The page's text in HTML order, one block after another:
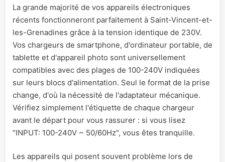
La grande majorité de vos appareils électroniques
récents fonctionneront parfaitement à Saint-Vincent-et-
les-Grenadines grâce à la tension identique de 230V.
Vos chargeurs de smartphone, d'ordinateur portable, de
tablette et d'appareil photo sont universellement
compatibles avec des plages de 100-240V indiquées
sur leurs blocs d'alimentation. Seul le format de la prise
change, d'où la nécessité de l'adaptateur mécanique.
Vérifiez simplement l'étiquette de chaque chargeur
avant le départ pour vous rassurer : si vous lisez
"INPUT: 100-240V ~ 50/60Hz", vous êtes tranquille.
Les appareils qui posent souvent problème lors de